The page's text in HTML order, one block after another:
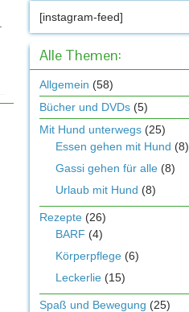
[instagram-feed]
Alle Themen:
Allgemein (58)
Bücher und DVDs (5)
Mit Hund unterwegs (25)
Essen gehen mit Hund (8)
Gassi gehen für alle (8)
Urlaub mit Hund (8)
Rezepte (26)
BARF (4)
Körperpflege (6)
Leckerlie (15)
Spaß und Bewegung (25)